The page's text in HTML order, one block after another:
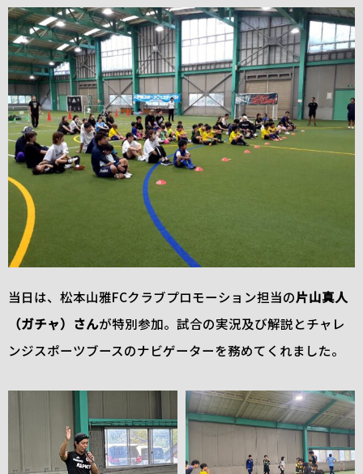
当日は、松本山雅FCクラブプロモーション担当の片山真人
（ガチャ）さんが特別参加。試合の実況及び解説とチャレ
ンジスポーツブースのナビゲーターを務めてくれました。